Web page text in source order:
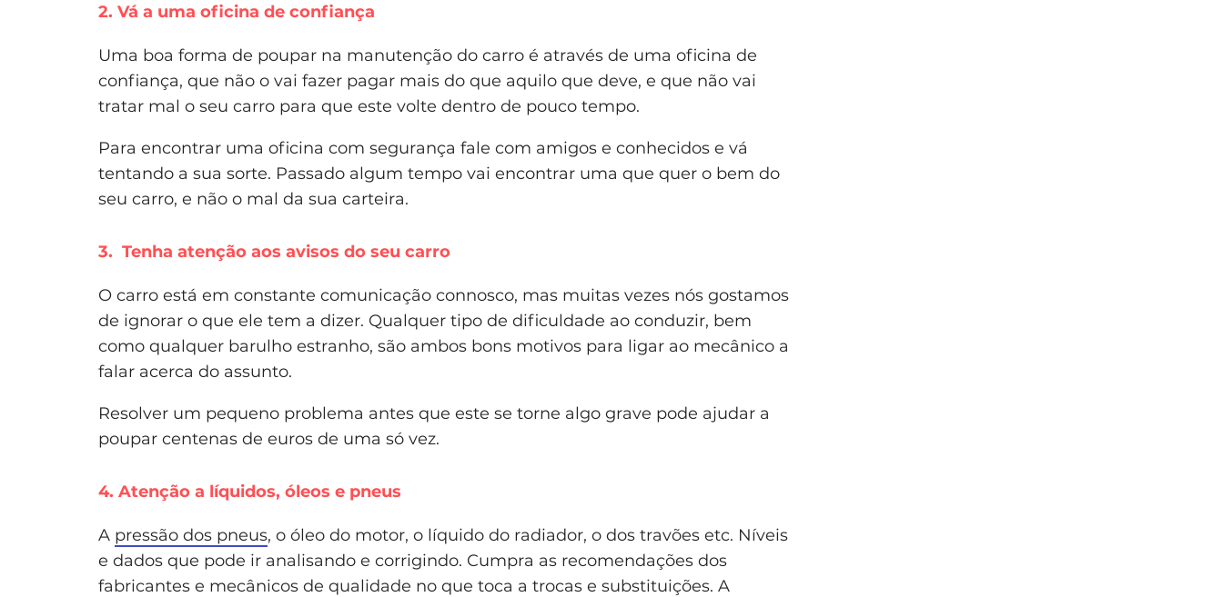
2. Vá a uma oficina de confiança
Uma boa forma de poupar na manutenção do carro é através de uma oficina de
confiança, que não o vai fazer pagar mais do que aquilo que deve, e que não vai
tratar mal o seu carro para que este volte dentro de pouco tempo.
Para encontrar uma oficina com segurança fale com amigos e conhecidos e vá
tentando a sua sorte. Passado algum tempo vai encontrar uma que quer o bem do
seu carro, e não o mal da sua carteira.
3. Tenha atenção aos avisos do seu carro
O carro está em constante comunicação connosco, mas muitas vezes nós gostamos
de ignorar o que ele tem a dizer. Qualquer tipo de dificuldade ao conduzir, bem
como qualquer barulho estranho, são ambos bons motivos para ligar ao mecânico a
falar acerca do assunto.
Resolver um pequeno problema antes que este se torne algo grave pode ajudar a
poupar centenas de euros de uma só vez.
4. Atenção a líquidos, óleos e pneus
A pressão dos pneus, o óleo do motor, o líquido do radiador, o dos travões etc. Níveis
e dados que pode ir analisando e corrigindo. Cumpra as recomendações dos
fabricantes e mecânicos de qualidade no que toca a trocas e substituições. A